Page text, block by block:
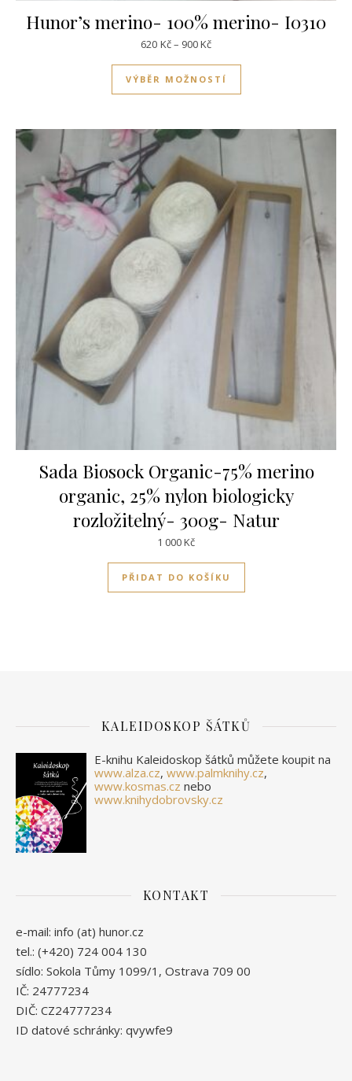
Hunor’s merino- 100% merino- I0310
620 Kč– 900KčRozpětí cen: 620Kč až 900Kč
VÝBĚR MOŽNOSTÍ
Sada Biosock Organic-75% merino
organic, 25% nylon biologicky
rozložitelný- 300g- Natur
1 000Kč
PŘIDAT DO KOŠÍKU
KALEIDOSKOP ŠÁTKŮ
E-knihu Kaleidoskop šátků můžete koupit na
www.alza.cz, www.palmknihy.cz,
www.kosmas.cz nebo
www.knihydobrovsky.cz
KONTAKT
e-mail: info (at) hunor.cz
tel.: (+420) 724 004 130
sídlo: Sokola Tůmy 1099/1, Ostrava 709 00
IČ: 24777234
DIČ: CZ24777234
ID datové schránky: qvywfe9